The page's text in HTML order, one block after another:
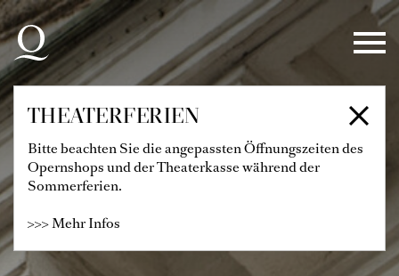
Zur Hauptnavigation springen
Zum Hauptinhalt springen
Zum Footer springen
THEATERFERIEN
Bitte beachten Sie die angepassten Öffnungszeiten des
Opernshops und der Theaterkasse während der
Sommerferien.
>>> Mehr Infos